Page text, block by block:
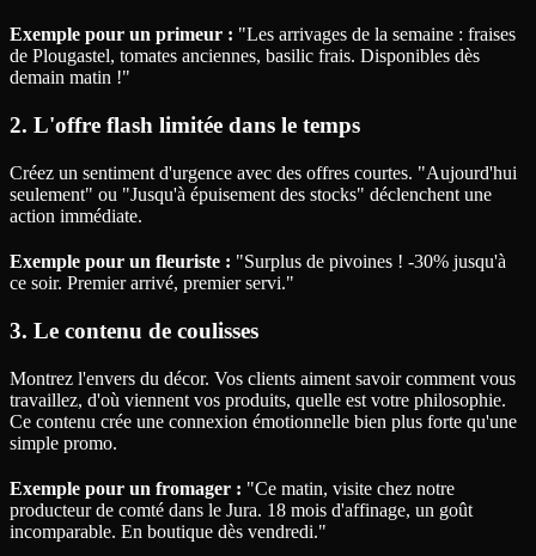
Exemple pour un primeur : "Les arrivages de la semaine : fraises
de Plougastel, tomates anciennes, basilic frais. Disponibles dès
demain matin !"
2. L'offre flash limitée dans le temps
Créez un sentiment d'urgence avec des offres courtes. "Aujourd'hui
seulement" ou "Jusqu'à épuisement des stocks" déclenchent une
action immédiate.
Exemple pour un fleuriste : "Surplus de pivoines ! -30% jusqu'à
ce soir. Premier arrivé, premier servi."
3. Le contenu de coulisses
Montrez l'envers du décor. Vos clients aiment savoir comment vous
travaillez, d'où viennent vos produits, quelle est votre philosophie.
Ce contenu crée une connexion émotionnelle bien plus forte qu'une
simple promo.
Exemple pour un fromager : "Ce matin, visite chez notre
producteur de comté dans le Jura. 18 mois d'affinage, un goût
incomparable. En boutique dès vendredi."